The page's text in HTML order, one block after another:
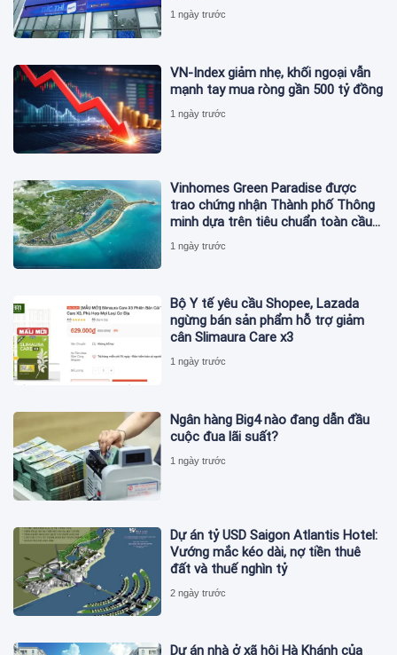
1 ngày trước
VN-Index giảm nhẹ, khối ngoại vẫn
mạnh tay mua ròng gần 500 tỷ đồng
1 ngày trước
Vinhomes Green Paradise được
trao chứng nhận Thành phố Thông
minh dựa trên tiêu chuẩn toàn cầu
ISO 37122
1 ngày trước
Bộ Y tế yêu cầu Shopee, Lazada
ngừng bán sản phẩm hỗ trợ giảm
cân Slimaura Care x3
1 ngày trước
Ngân hàng Big4 nào đang dẫn đầu
cuộc đua lãi suất?
1 ngày trước
Dự án tỷ USD Saigon Atlantis Hotel:
Vướng mắc kéo dài, nợ tiền thuê
đất và thuế nghìn tỷ
2 ngày trước
Dự án nhà ở xã hội Hà Khánh của